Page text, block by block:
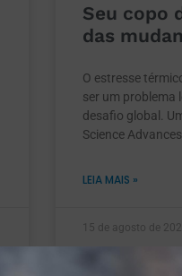
Seu copo
das
O estresse
ser um problema
desafio global.
Science
LEIA MAIS »
15 de agosto de